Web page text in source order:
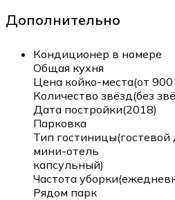
Дополнительно
Кондиционер в номере
Общая кухня
Цена койко-места(от
Количество звёзд(без
Дата постройки(2018)
Парковка
Тип гостиницы(гостевой
мини-отель
капсульный)
Частота
Рядом парк